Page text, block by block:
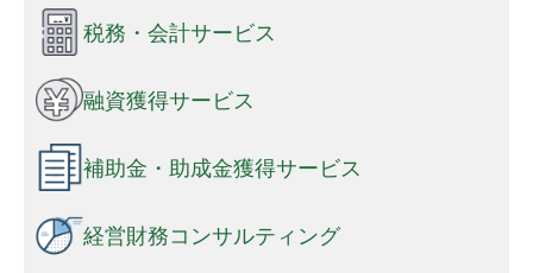
税務・会計サービス
融資獲得サービス
補助金・助成金獲得サービス
経営財務コンサルティング